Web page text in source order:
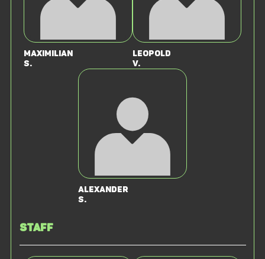
Maximilian
S.
Leopold
v.
Alexander
S.
Staff